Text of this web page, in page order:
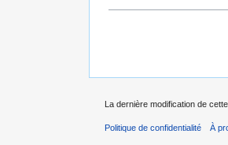
La dernière modification de
Politique de confidentialité À